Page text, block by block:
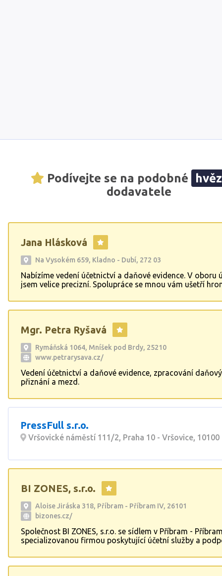
Podívejte se na podobné
dodavatele
Jana Hlásková
Na Vysokém 659, Kladno - Dubí, 272 03
Nabízíme vedení účetnictví a daňové evidence. V oboru
jsem velice precizní. Spolupráce se mnou vám ušetří
vedení účetnictví, mzdové agendy.
Mgr. Petra Ryšavá
Rymáňská 1064, Mníšek pod Brdy, 25210
www.petrarysava.cz/
Vedení účetnictví a daňové evidence, zpracování
přiznání a mezd.
PressFull s.r.o.
Vršovické náměstí 111/2, Praha 10 - Vršovice, 10100
BI ZONES, s.r.o.
Aloise Jiráska 318, Příbram - Příbram IV, 26101
bizones.cz/
Společnost BI ZONES, s.r.o. se sídlem v Příbram -
specializovanou firmou poskytující účetní služby a
účetními týmy Vám pomůžeme s veškerými finančními a
daňovými záležitostmi. Díky našim službám se můžete